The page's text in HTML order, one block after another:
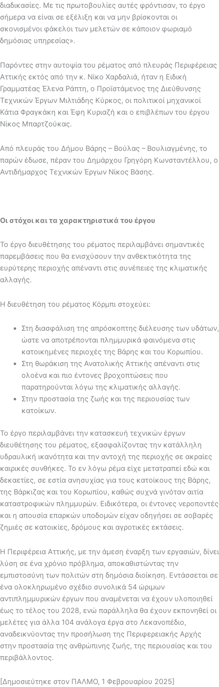
διαδικασίες. Με τις πρωτοβουλίες αυτές φρόντισαν, το έργο
σήμερα να είναι σε εξέλιξη και να μην βρίσκονται οι
σκονισμένοι φάκελοι των μελετών σε κάποιον φωριαμό
δημόσιας υπηρεσίας».
Παρόντες στην αυτοψία του ρέματος από πλευράς Περιφέρειας
Αττικής εκτός από την κ. Νίκο Χαρδαλιά, ήταν η Ειδική
Γραμματέας Έλενα Ράπτη, ο Προϊστάμενος της Διεύθυνσης
Τεχνικών Έργων Μιλτιάδης Κύρκος, οι πολιτικοί μηχανικοί
Κάτια Φραγκάκη και Έφη Κυριαζή και ο επιβλέπων του έργου
Νίκος Μπαρτζούκας.
Από πλευράς του Δήμου Βάρης – Βούλας – Βουλιαγμένης, το
παρών έδωσε, πέραν του Δημάρχου Γρηγόρη Κωνσταντέλλου, ο
Αντιδήμαρχος Τεχνικών Έργων Νίκος Βάσης.
Οι στόχοι και τα χαρακτηριστικά του έργου
Το έργο διευθέτησης του ρέματος περιλαμβάνει σημαντικές
παρεμβάσεις που θα ενισχύσουν την ανθεκτικότητα της
ευρύτερης περιοχής απέναντι στις συνέπειες της κλιματικής
αλλαγής.
Η διευθέτηση του ρέματος Κόρμπι στοχεύει:
Στη διασφάλιση της απρόσκοπτης διέλευσης των υδάτων,
ώστε να αποτρέπονται πλημμυρικά φαινόμενα στις
κατοικημένες περιοχές της Βάρης και του Κορωπίου.
Στη θωράκιση της Ανατολικής Αττικής απέναντι στις
ολοένα και πιο έντονες βροχοπτώσεις που
παρατηρούνται λόγω της κλιματικής αλλαγής.
Στην προστασία της ζωής και της περιουσίας των
κατοίκων.
Το έργο περιλαμβάνει την κατασκευή τεχνικών έργων
διευθέτησης του ρέματος, εξασφαλίζοντας την κατάλληλη
υδραυλική ικανότητα και την αντοχή της περιοχής σε ακραίες
καιρικές συνθήκες. Το εν λόγω ρέμα είχε μετατραπεί εδώ και
δεκαετίες, σε εστία ανησυχίας για τους κατοίκους της Βάρης,
της Βάρκιζας και του Κορωπίου, καθώς συχνά γινόταν αιτία
καταστροφικών πλημμυρών. Ειδικότερα, οι έντονες νεροποντές
και η απουσία επαρκών υποδομών είχαν οδηγήσει σε σοβαρές
ζημιές σε κατοικίες, δρόμους και αγροτικές εκτάσεις.
Η Περιφέρεια Αττικής, με την άμεση έναρξη των εργασιών, δίνει
λύση σε ένα χρόνιο πρόβλημα, αποκαθιστώντας την
εμπιστοσύνη των πολιτών στη δημόσια διοίκηση. Εντάσσεται σε
ένα ολοκληρωμένο σχέδιο συνολικά 54 ώριμων
αντιπλημμυρικών έργων που αναμένεται να έχουν υλοποιηθεί
έως το τέλος του 2028, ενώ παράλληλα θα έχουν εκπονηθεί οι
μελέτες για άλλα 104 ανάλογα έργα στο Λεκανοπέδιο,
αναδεικνύοντας την προσήλωση της Περιφερειακής Αρχής
στην προστασία της ανθρώπινης ζωής, της περιουσίας και του
περιβάλλοντος.
[Δημοσιεύτηκε στον ΠΑΛΜΟ, 1 Φεβρουαρίου 2025]